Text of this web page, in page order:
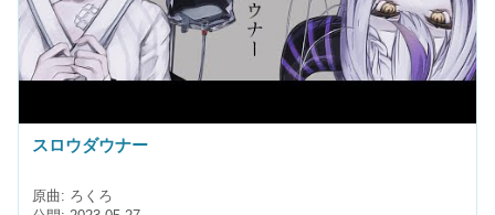
スロウダウナー
原曲: ろくろ